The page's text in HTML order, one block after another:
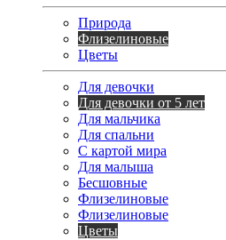
Природа
Флизелиновые
Цветы
Для девочки
Для девочки от 5 лет
Для мальчика
Для спальни
С картой мира
Для малыша
Бесшовные
Флизелиновые
Флизелиновые
Цветы